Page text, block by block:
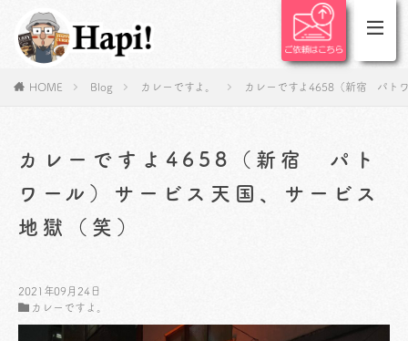
HOME Blog カレーですよ。 カレーですよ4658（新宿 パト
カレーですよ4658（新宿 パト
ワール）サービス天国、サービス
地獄（笑）
2021年09月24日
カレーですよ。